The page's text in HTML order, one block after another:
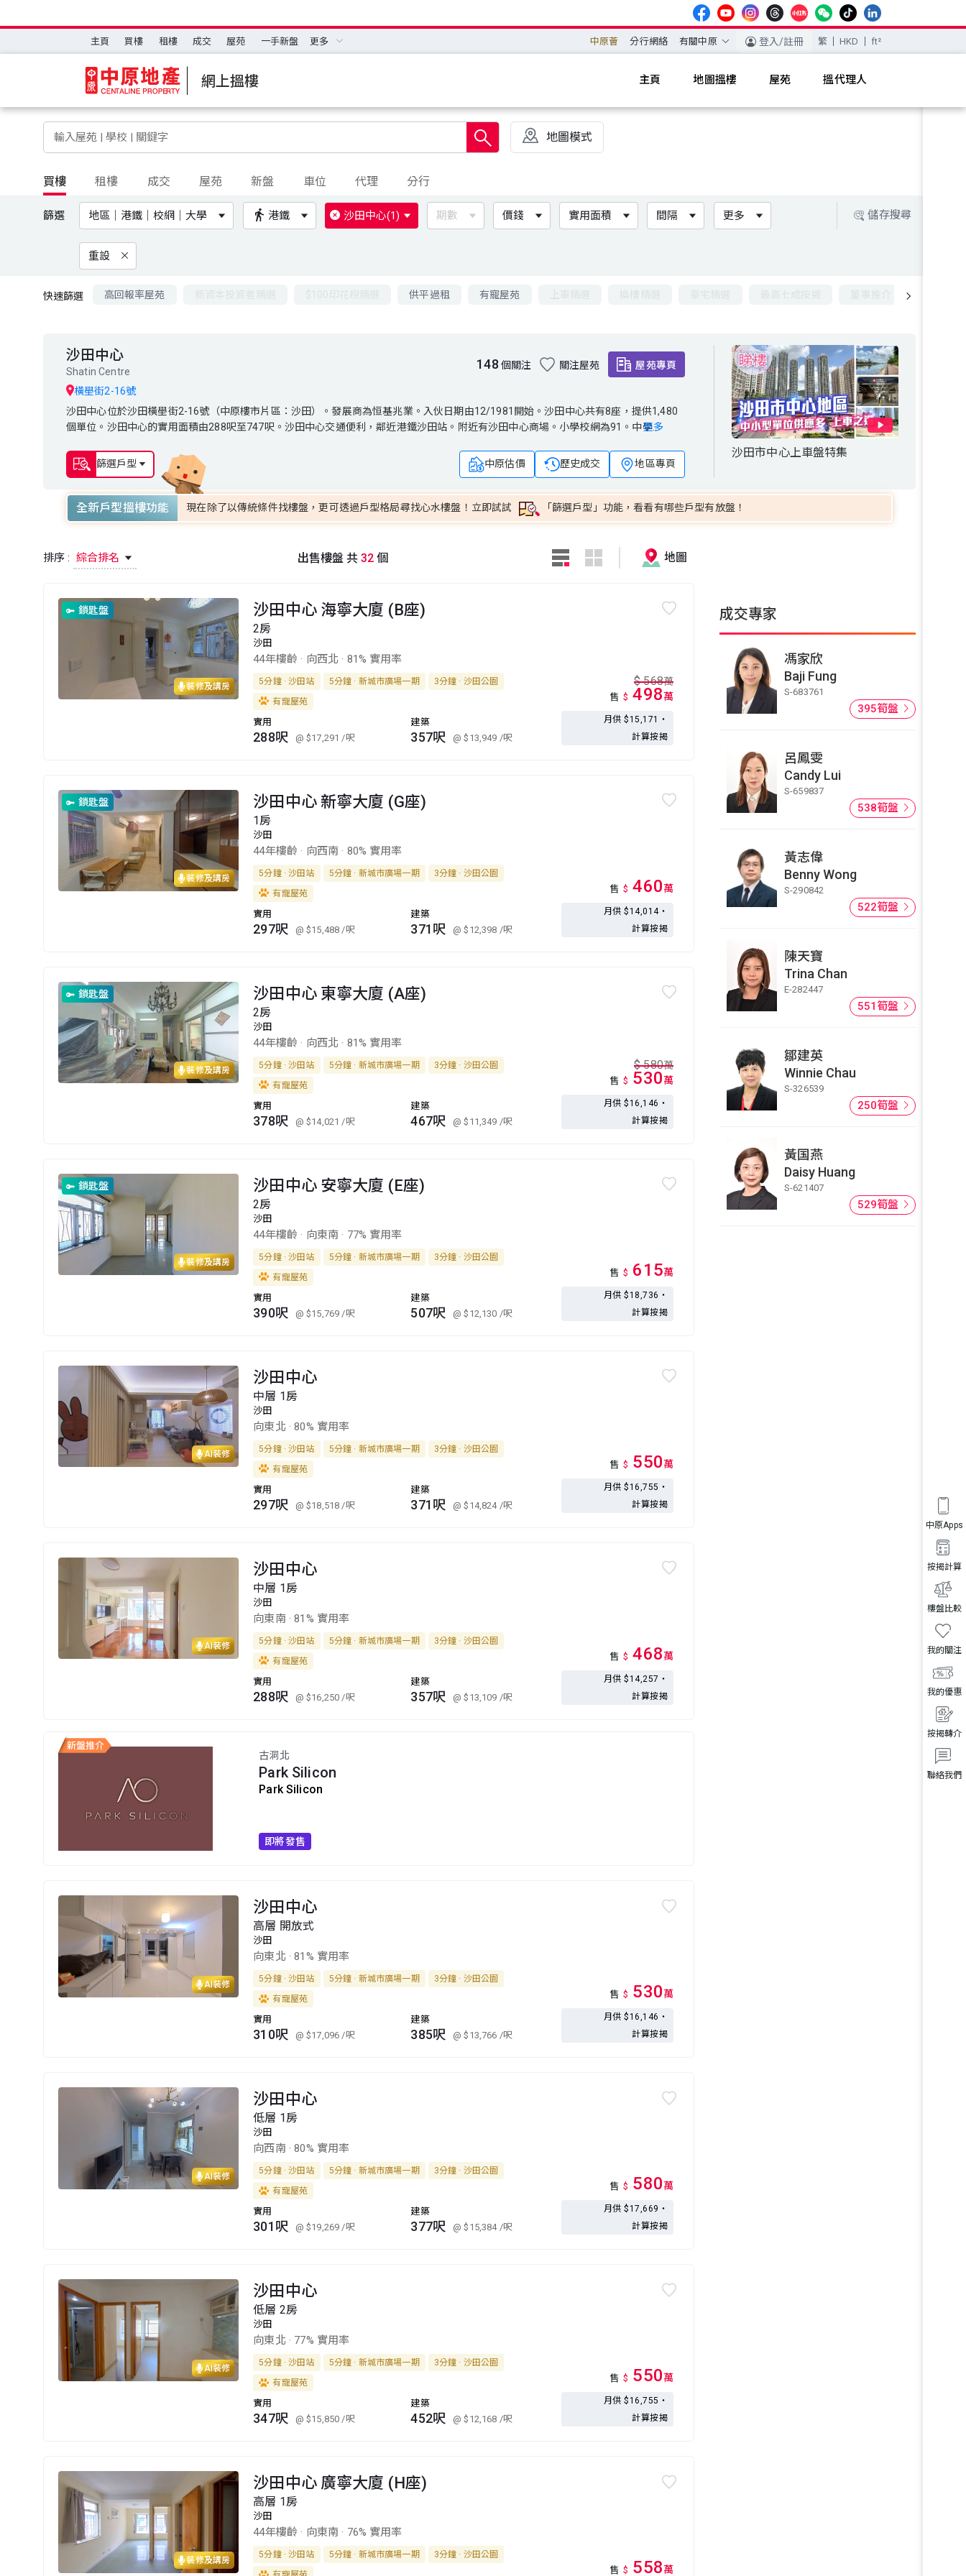
主頁 買樓 租樓 成交 屋苑 一手新盤 更多 中原薈 分行網絡 有關中原 登入/註冊 繁 HKD ft²
網上搵樓 主頁 地圖搵樓 屋苑 搵代理人
聯絡我們
按揭轉介
我的優惠
我的關注
樓盤比較
按揭計算
中原Apps
地圖模式
買樓 租樓 成交 屋苑 新盤 車位 代理 分行
篩選 地區｜港鐵｜校網｜大學 港鐵 沙田中心(1) 期數 價錢 實用面積 間隔 更多
重設
儲存搜尋
快速篩選 高回報率屋苑 供平過租 有寵屋苑
沙田中心
Shatin Centre 148 個關注 關注屋苑 屋苑專頁
橫壆街2-16號
沙田中心位於沙田橫壆街2-16號（中原樓市片區：沙田）。發展商為恒基兆業。入伙日期由12/1981開始。沙田中心共有8座，提供1,480
個單位。沙田中心的實用面積由288呎至747呎。沙田中心交通便利，鄰近港鐵沙田站。附近有沙田中心商場。小學校網為91。中學校網為
沙田中心位於沙田橫壆街2-16號（中原樓市片區：沙田）。發展商為恒基兆業。入伙日期由12/1981開始。沙田中心共有8座，提供1,480
個單位。沙田中心的實用面積由288呎至747呎。沙田中心交通便利，鄰近港鐵沙田站。附近有沙田中心商場。小學校網為91。中學校
更多
篩選戶型 中原估價 歷史成交 地區專頁
沙田市中心上車盤特集
全新戶型搵樓功能 現在除了以傳統條件找樓盤，更可透過戶型格局尋找心水樓盤！立即試試 「篩選戶型」功能，看看有哪些戶型有放盤！
排序 : 綜合排名 出售樓盤 共32 個 地圖
裝修及講房
鎖匙盤 沙田中心 海寧大廈 (B座)
2房
沙田
44年樓齡 · 向西北 · 81% 實用率
5分鐘 · 沙田站 5分鐘 · 新城市廣場一期
3分鐘 · 沙田公園
有寵屋苑
實用
288呎 @ $17,291 /呎
建築
357呎 @ $13,949 /呎
$ 568萬
售 $ 498萬
月供 $15,171・
計算按揭
裝修及講房
鎖匙盤 沙田中心 新寧大廈 (G座)
1房
沙田
44年樓齡 · 向西南 · 80% 實用率
5分鐘 · 沙田站 5分鐘 · 新城市廣場一期
3分鐘 · 沙田公園
有寵屋苑
實用
297呎 @ $15,488 /呎
建築
371呎 @ $12,398 /呎
售 $ 460萬
月供 $14,014・
計算按揭
裝修及講房
鎖匙盤 沙田中心 東寧大廈 (A座)
2房
沙田
44年樓齡 · 向西北 · 81% 實用率
5分鐘 · 沙田站 5分鐘 · 新城市廣場一期
3分鐘 · 沙田公園
有寵屋苑
實用
378呎 @ $14,021 /呎
建築
467呎 @ $11,349 /呎
$ 580萬
售 $ 530萬
月供 $16,146・
計算按揭
裝修及講房
鎖匙盤 沙田中心 安寧大廈 (E座)
2房
沙田
44年樓齡 · 向東南 · 77% 實用率
5分鐘 · 沙田站 5分鐘 · 新城市廣場一期
3分鐘 · 沙田公園
有寵屋苑
實用
390呎 @ $15,769 /呎
建築
507呎 @ $12,130 /呎
售 $ 615萬
月供 $18,736・
計算按揭
AI裝修
沙田中心
中層 1房
沙田
向東北 · 80% 實用率
5分鐘 · 沙田站 5分鐘 · 新城市廣場一期
3分鐘 · 沙田公園
有寵屋苑
實用
297呎 @ $18,518 /呎
建築
371呎 @ $14,824 /呎
售 $ 550萬
月供 $16,755・
計算按揭
AI裝修
沙田中心
中層 1房
沙田
向東南 · 81% 實用率
5分鐘 · 沙田站 5分鐘 · 新城市廣場一期
3分鐘 · 沙田公園
有寵屋苑
實用
288呎 @ $16,250 /呎
建築
357呎 @ $13,109 /呎
售 $ 468萬
月供 $14,257・
計算按揭
古洞北
Park Silicon
Park Silicon
即將發售
AI裝修
沙田中心
高層 開放式
沙田
向東北 · 81% 實用率
5分鐘 · 沙田站 5分鐘 · 新城市廣場一期
3分鐘 · 沙田公園
有寵屋苑
實用
310呎 @ $17,096/呎
建築
385呎 @ $13,766 /呎
售 $ 530萬
月供 $16,146・
計算按揭
AI裝修
沙田中心
低層 1房
沙田
向西南 · 80% 實用率
5分鐘 · 沙田站 5分鐘 · 新城市廣場一期
3分鐘 · 沙田公園
有寵屋苑
實用
301呎 @ $19,269/呎
建築
377呎 @ $15,384 /呎
售 $ 580萬
月供 $17,669・
計算按揭
AI裝修
沙田中心
低層 2房
沙田
向東北 · 77% 實用率
5分鐘 · 沙田站 5分鐘 · 新城市廣場一期
3分鐘 · 沙田公園
有寵屋苑
實用
347呎 @ $15,850/呎
建築
452呎 @ $12,168 /呎
售 $ 550萬
月供 $16,755・
計算按揭
裝修及講房
沙田中心 廣寧大廈 (H座)
高層 1房
沙田
44年樓齡 · 向東南 · 76% 實用率
5分鐘 · 沙田站 5分鐘 · 新城市廣場一期
3分鐘 · 沙田公園
售 $ 558萬
成交專家
馮家欣
Baji Fung
S-683761
395筍盤
呂鳳雯
Candy Lui
S-659837
538筍盤
黃志偉
Benny Wong
S-290842
522筍盤
陳天寶
Trina Chan
E-282447
551筍盤
鄒建英
Winnie Chau
S-326539
250筍盤
黃国燕
Daisy Huang
S-621407
529筍盤